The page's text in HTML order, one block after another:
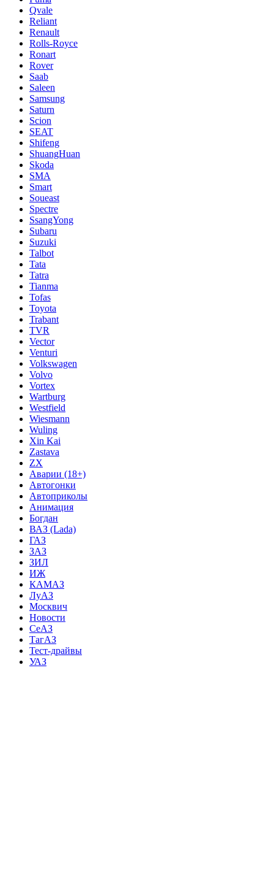
Qvale
Reliant
Renault
Rolls-Royce
Ronart
Rover
Saab
Saleen
Samsung
Saturn
Scion
SEAT
Shifeng
ShuangHuan
Skoda
SMA
Smart
Soueast
Spectre
SsangYong
Subaru
Suzuki
Talbot
Tata
Tatra
Tianma
Tofas
Toyota
Trabant
TVR
Vector
Venturi
Volkswagen
Volvo
Vortex
Wartburg
Westfield
Wiesmann
Wuling
Xin Kai
Zastava
ZX
Аварии (18+)
Автогонки
Автоприколы
Анимация
Богдан
ВАЗ (Lada)
ГАЗ
ЗАЗ
ЗИЛ
ИЖ
КАМАЗ
ЛуАЗ
Москвич
Новости
СеАЗ
ТагАЗ
Тест-драйвы
УАЗ